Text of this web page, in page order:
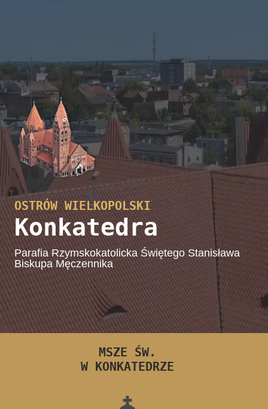
OSTRÓW WIELKOPOLSKI
Konkatedra
Parafia Rzymskokatolicka Świętego Stanisława
Biskupa Męczennika
MSZE ŚW.
W KONKATEDRZE